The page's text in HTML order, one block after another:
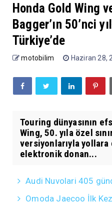
Honda Gold Wing
Bagger’ın 50’nci
Türkiye’de
motobilim Haziran 28,
Touring dünyasının
Wing, 50. yıla özel
versiyonlarıyla
elektronik donan...
Audi Nuvolari 405
Omoda Jaecoo İlk